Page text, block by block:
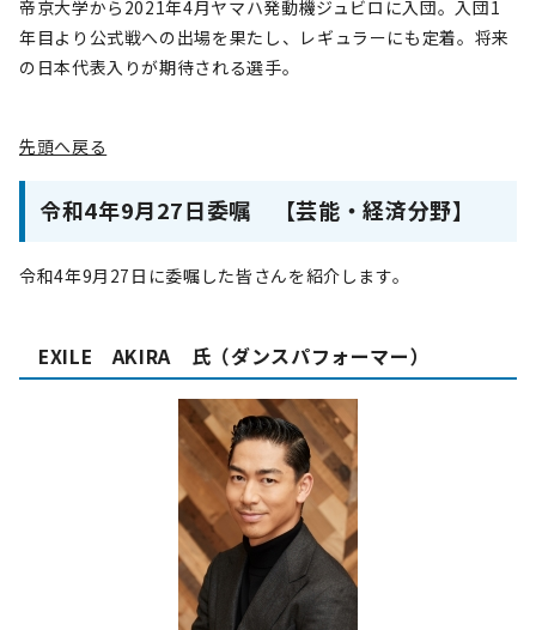
帝京大学から2021年4月ヤマハ発動機ジュビロに入団。入団1
年目より公式戦への出場を果たし、レギュラーにも定着。将来
の日本代表入りが期待される選手。
先頭へ戻る
令和4年9月27日委嘱 【芸能・経済分野】
令和4年9月27日に委嘱した皆さんを紹介します。
EXILE AKIRA 氏（ダンスパフォーマー）